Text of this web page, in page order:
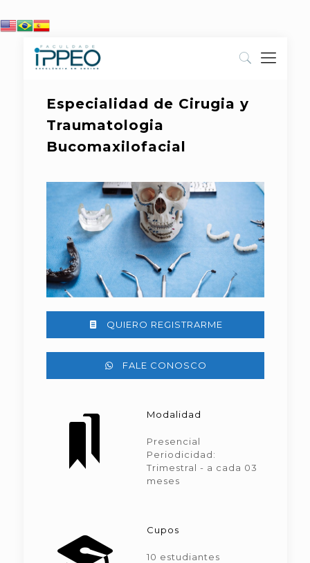
Especialidad de Cirugia y
Traumatologia
Bucomaxilofacial
QUIERO REGISTRARME
FALE CONOSCO
Modalidad
Presencial
Periodicidad:
Trimestral - a cada 03
meses
Cupos
10 estudiantes